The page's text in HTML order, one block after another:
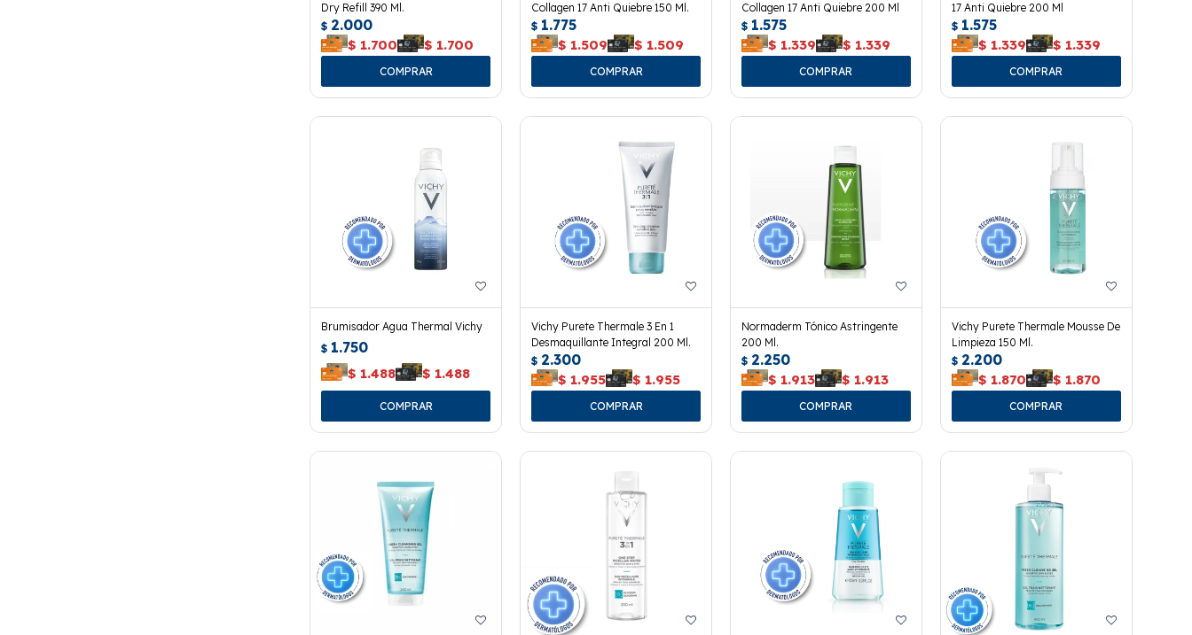
Dry Refill 390 Ml.
$ 2.000
$ 1.700 $ 1.700
Collagen 17 Anti Quiebre 150 Ml.
$ 1.775
$ 1.509 $ 1.509
Collagen 17 Anti Quiebre 200 Ml
$ 1.575
$ 1.339 $ 1.339
17 Anti Quiebre 200 Ml
$ 1.575
$ 1.339 $ 1.339
Brumisador Agua Thermal Vichy
$ 1.750
$ 1.488 $ 1.488
Vichy Purete Thermale 3 En 1
Desmaquillante Integral 200 Ml.
$ 2.300
$ 1.955 $ 1.955
Normaderm Tónico Astringente
200 Ml.
$ 2.250
$ 1.913 $ 1.913
Vichy Purete Thermale Mousse De
Limpieza 150 Ml.
$ 2.200
$ 1.870 $ 1.870